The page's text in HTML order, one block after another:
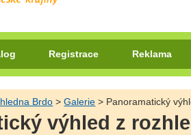
Registrace Reklama
Brdo >Galerie > Panoramatický
výhled z